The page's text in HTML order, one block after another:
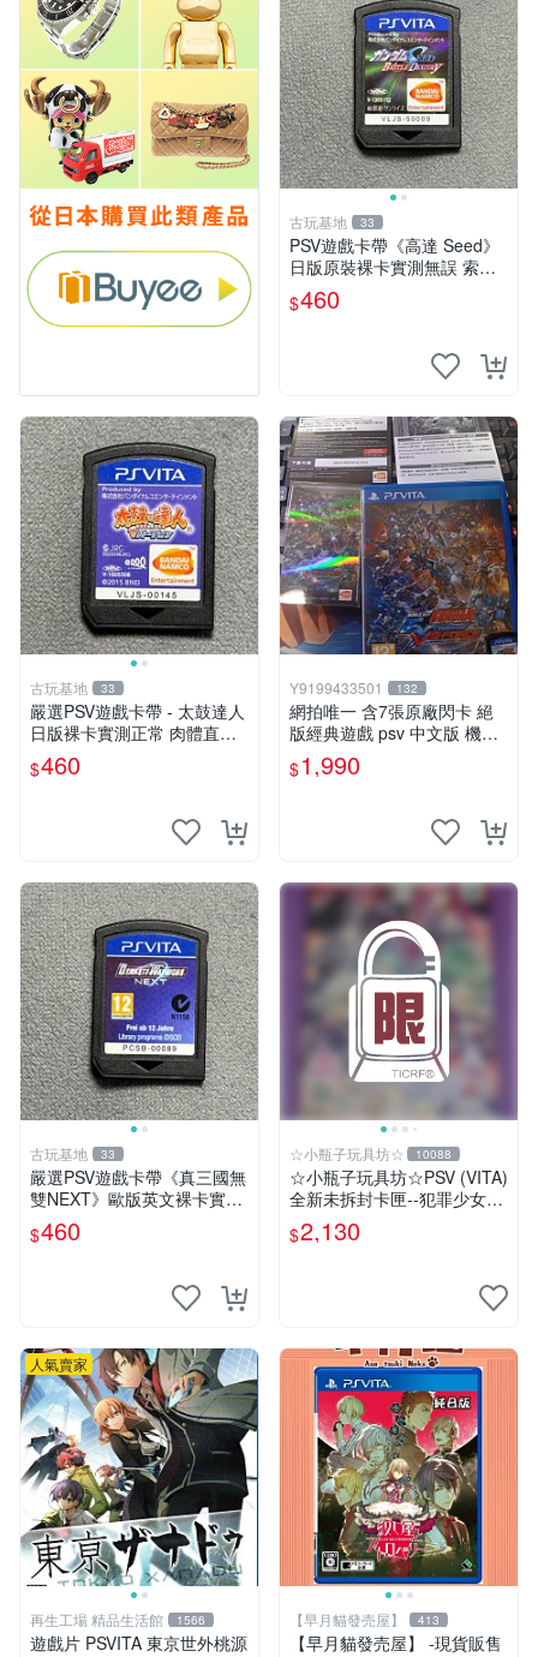
古玩基地 33
PSV遊戲卡帶《高達 Seed》
日版原裝裸卡實測無誤 索尼
專機獨享嚴選推薦 psv 高達
無誤卡帶
$460
古玩基地 33
嚴選PSV遊戲卡帶 - 太鼓達人
日版裸卡實測正常 肉體直銷
Sony官方認證 太鼓達人 PSV
日版裸卡 測試無誤 PSV機專
$460
Y9199433501 132
網拍唯一 含7張原廠閃卡 絕
版經典遊戲 psv 中文版 機動
戰士 鋼彈 極限VS. FORCE
$1,990
古玩基地 33
嚴選PSV遊戲卡帶《真三國無
雙NEXT》歐版英文裸卡實測
正常全新到貨 真三國無雙 PS
V 游戲卡帶 任玩無雙
$460
☆小瓶子玩具坊☆ 10088
☆小瓶子玩具坊☆PSV (VITA)
全新未拆封卡匣--犯罪少女2
《Criminal Girls 2》限定版
(日版)
$2,130
人氣賣家
再生工場 精品生活館 1566
遊戲片 PSVITA 東京世外桃源
【早月貓發売屋】 413
【早月貓發売屋】 -現貨販售